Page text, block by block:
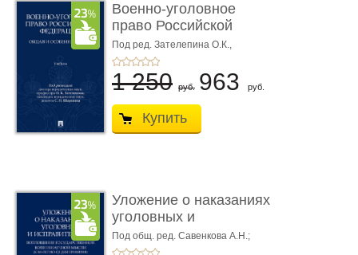
Военно-уголовное
право Российской
Федерации. � ...
Под ред. Зателепина О.К.,
Шарапова С.Н.
1 250 руб. 963 руб.
Купить
Уложение о наказаниях
уголовных и
исправитель ...
Под общ. ред. Савенкова А.Н.;
науч. ред. и рук. авт. кол. Чучаев